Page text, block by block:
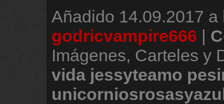
Añadido 14.09.2017 a
godricvampire666 |
Imágenes, Carteles y
vida jessyteamo